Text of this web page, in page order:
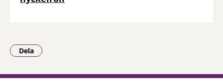
Dela
- Klicka för att öppna delningsalternativ.